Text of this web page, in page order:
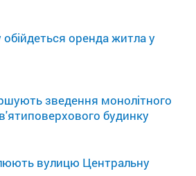
обійдеться оренда житла у
зведення монолітного
будинку
вулицю Центральну